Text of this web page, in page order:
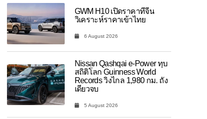
GWM H10 เปิดราคาที่จีน
วิเคราะห์ราคาเข้าไทย
6 August 2026
Nissan Qashqai e-Power ทุบ
สถิติโลก Guinness World
Records วิ่งไกล 1,980 กม. ถัง
เดียวจบ
5 August 2026